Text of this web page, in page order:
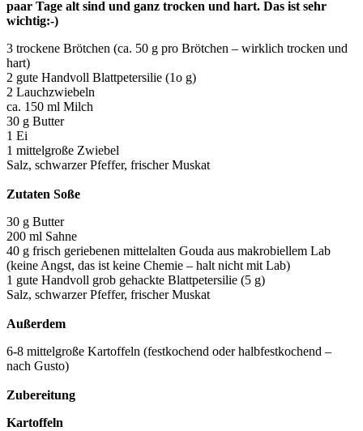
paar Tage alt sind und ganz trocken und hart. Das ist sehr
wichtig:-)
3 trockene Brötchen (ca. 50 g pro Brötchen – wirklich trocken und
hart)
2 gute Handvoll Blattpetersilie (1o g)
2 Lauchzwiebeln
ca. 150 ml Milch
30 g Butter
1 Ei
1 mittelgroße Zwiebel
Salz, schwarzer Pfeffer, frischer Muskat
Zutaten Soße
30 g Butter
200 ml Sahne
40 g frisch geriebenen mittelalten Gouda aus makrobiellem Lab
(keine Angst, das ist keine Chemie – halt nicht mit Lab)
1 gute Handvoll grob gehackte Blattpetersilie (5 g)
Salz, schwarzer Pfeffer, frischer Muskat
Außerdem
6-8 mittelgroße Kartoffeln (festkochend oder halbfestkochend –
nach Gusto)
Zubereitung
Kartoffeln